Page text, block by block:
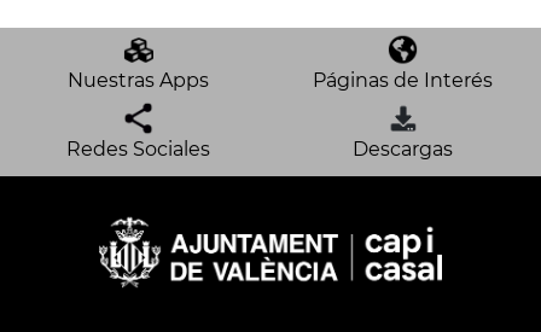
Nuestras Apps Páginas de Interés
Redes Sociales Descargas